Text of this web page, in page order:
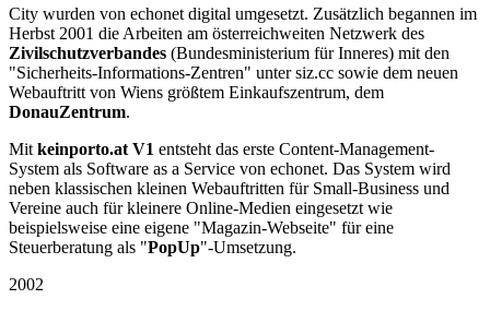
City wurden von echonet digital umgesetzt. Zusätzlich begannen im
Herbst 2001 die Arbeiten am österreichweiten Netzwerk des
Zivilschutzverbandes (Bundesministerium für Inneres) mit den
"Sicherheits-Informations-Zentren" unter siz.cc sowie dem neuen
Webauftritt von Wiens größtem Einkaufszentrum, dem
DonauZentrum.
Mit keinporto.at V1 entsteht das erste Content-Management-
System als Software as a Service von echonet. Das System wird
neben klassischen kleinen Webauftritten für Small-Business und
Vereine auch für kleinere Online-Medien eingesetzt wie
beispielsweise eine eigene "Magazin-Webseite" für eine
Steuerberatung als "PopUp"-Umsetzung.
2002